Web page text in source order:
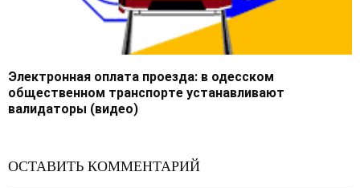
Электронная оплата проезда: в одесском
общественном транспорте устанавливают
валидаторы (видео)
ОСТАВИТЬ КОММЕНТАРИЙ